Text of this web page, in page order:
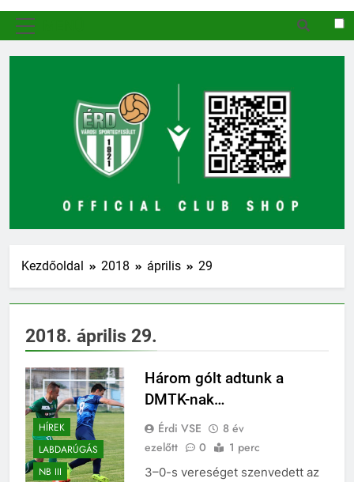
Kezdőoldal 2018 április 29
2018. április 29.
HÍREK
LABDARÚGÁS
NB III
Három gólt adtunk a
DMTK-nak…
Érdi VSE
8 év
ezelőtt
0 1 perc
3–0-s vereséget szenvedett az